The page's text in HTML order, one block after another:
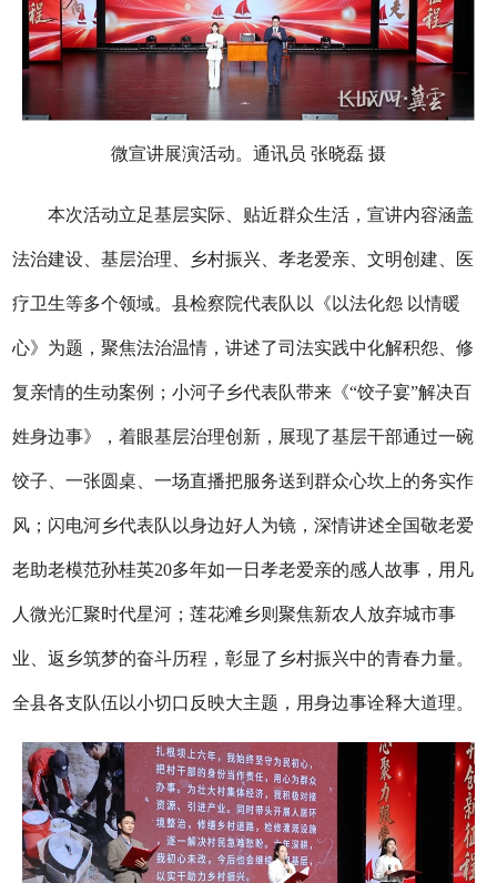
微宣讲展演活动。通讯员 张晓磊 摄
本次活动立足基层实际、贴近群众生活，宣讲内容涵盖
法治建设、基层治理、乡村振兴、孝老爱亲、文明创建、医
疗卫生等多个领域。县检察院代表队以《以法化怨 以情暖
心》为题，聚焦法治温情，讲述了司法实践中化解积怨、修
复亲情的生动案例；小河子乡代表队带来《“饺子宴”解决百
姓身边事》，着眼基层治理创新，展现了基层干部通过一碗
饺子、一张圆桌、一场直播把服务送到群众心坎上的务实作
风；闪电河乡代表队以身边好人为镜，深情讲述全国敬老爱
老助老模范孙桂英20多年如一日孝老爱亲的感人故事，用凡
人微光汇聚时代星河；莲花滩乡则聚焦新农人放弃城市事
业、返乡筑梦的奋斗历程，彰显了乡村振兴中的青春力量。
全县各支队伍以小切口反映大主题，用身边事诠释大道理。